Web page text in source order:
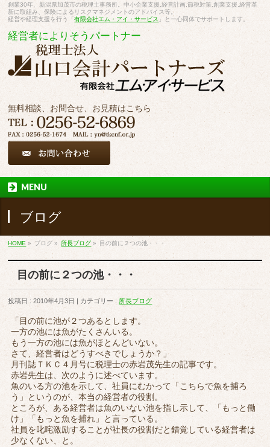
創業30年、新潟県加茂市の税理士事務所。中小企業支援,経営計画,節税対策,創業支援,経営革
新に取組み、保険によるリスクマネジメントのアドバイス等。
経営や経理支援を行う「有限会社エム・アイ・サービス 」と一心同体でサポートします。
経営者によりそうパートナー
無料相談、お問合せ、お見積はこちら
MENU
ブログ
HOME » ブログ » 所長ブログ » 目の前に２つの池・・・
目の前に２つの池・・・
投稿日 : 2010年4月3日 カテゴリー : 所長ブログ
「目の前に池が２つあるとします。
一方の池には魚がたくさんいる。
もう一方の池には魚がほとんどいない。
さて、経営者はどうすべきでしょうか？」
月刊誌ＴＫＣ４月号に税理士の赤岩茂先生の記事です。
赤岩先生は、次のように述べています。
魚のいる方の池を示して、社員にむかって「こちらで魚を捕ろ
う」というのが、本当の経営者の役割。
ところが、ある経営者は魚のいない池を指し示して、「もっと働
け」「もっと魚を捕れ」と言っている。
社員を叱咤激励することが社長の役割だと錯覚している経営者は
少なくない、と。